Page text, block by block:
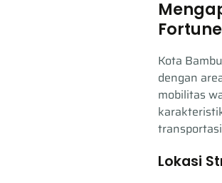
Kota
dengan
mobilitas
Lokasi